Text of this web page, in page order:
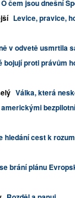
O čem jsou dnešní
Levice, pravice,
v odvetě usmrtila
bojují proti právům
Válka, která
hledání cest k
brání plánu